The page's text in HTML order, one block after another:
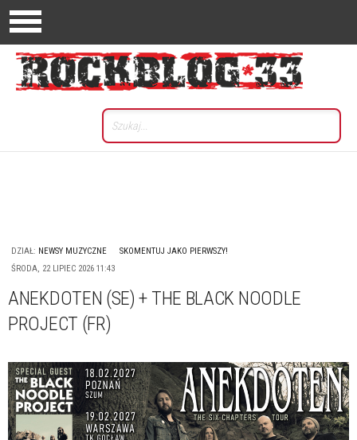
DZIAŁ: NEWSY MUZYCZNE
SKOMENTUJ JAKO PIERWSZY!
ŚRODA, 22 LIPIEC 2026 11:43
ANEKDOTEN (SE) + THE BLACK NOODLE
PROJECT (FR)